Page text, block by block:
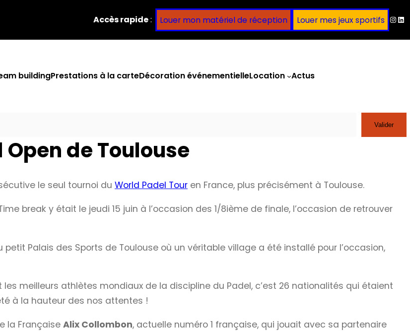
Accès rapide: Louer mon matériel de réception Louer mes jeux sportifs
buildingPrestations à la carteDécoration événementielleLocation Actus
Valider
de Toulouse
le seul tournoi duWorld Padel Tour en France, plus précisément à Toulouse.
break y était le jeudi 15 juin à l’occasion des 1/8ième de finale, l’occasion de retrouver
Palais des Sports de Toulouse où un véritable village a été installé pour l’occasion,
meilleurs athlètes mondiaux de la discipline du Padel, c’est 26 nationalités qui étaient
à la hauteur des nos attentes !
la FrançaiseAlix Collombon, actuelle numéro 1 française, qui jouait avec sa partenaire